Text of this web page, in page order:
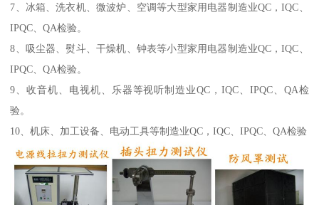
7、冰箱、洗衣机、微波炉、空调等大型家用电器制造业QC，IQC、
IPQC、QA检验。
8、吸尘器、熨斗、干燥机、钟表等小型家用电器制造业QC，IQC、
IPQC、QA检验。
9、收音机、电视机、乐器等视听制造业QC，IQC、IPQC、QA检
验。
10、机床、加工设备、电动工具等制造业QC，IQC、IPQC、QA检验